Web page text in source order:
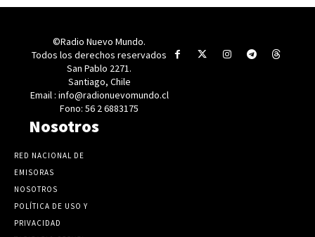
©Radio Nuevo Mundo.
Todos los derechos reservados
San Pablo 2271.
Santiago, Chile
Email : info@radionuevomundo.cl
Fono: 56 2 6883175
Nosotros
RED NACIONAL DE
EMISORAS
NOSOTROS
POLÍTICA DE USO Y
PRIVACIDAD